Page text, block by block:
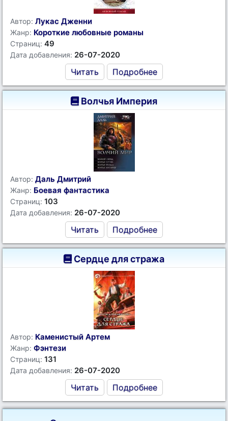
Автор: Лукас Дженни
Жанр: Короткие любовные романы
Страниц: 49
Дата добавления: 26-07-2020
Читать Подробнее
Волчья Империя
Автор: Даль Дмитрий
Жанр: Боевая фантастика
Страниц: 103
Дата добавления: 26-07-2020
Читать Подробнее
Сердце для стража
Автор: Каменистый Артем
Жанр: Фэнтези
Страниц: 131
Дата добавления: 26-07-2020
Читать Подробнее